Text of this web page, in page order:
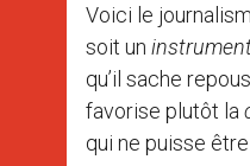
Voici le
soit un
qu’il sache
favorise plutôt la
qui ne puisse